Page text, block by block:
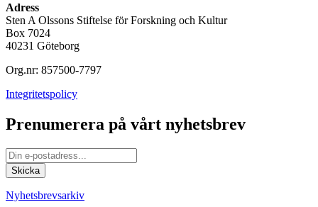
Adress
Sten A Olssons Stiftelse för Forskning och Kultur
Box 7024
40231 Göteborg
Org.nr: 857500-7797
Integritetspolicy
Prenumerera på vårt nyhetsbrev
Nyhetsbrevsarkiv